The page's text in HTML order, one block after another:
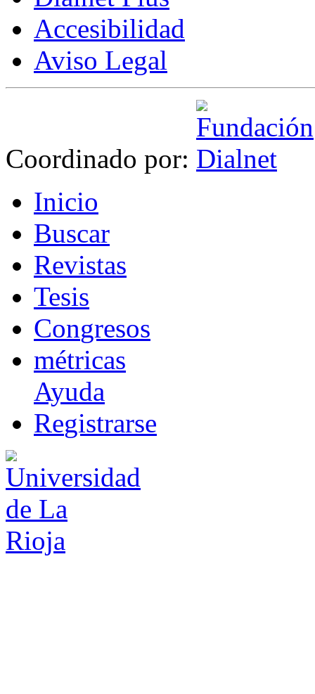
Accesibilidad
Aviso Legal
Coordinado por:
Inicio
Buscar
Revistas
Tesis
Congresos
métricas
Ayuda
Registrarse